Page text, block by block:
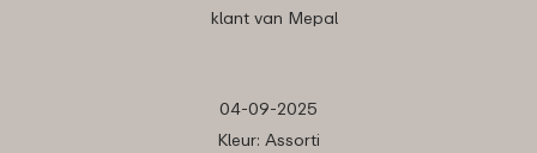
klant van Mepal
04-09-2025
Kleur: Assorti